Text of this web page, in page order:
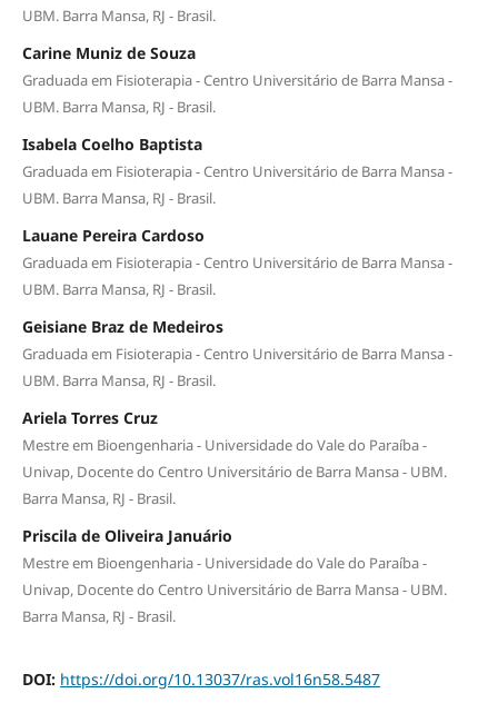
UBM. Barra Mansa, RJ - Brasil.
Carine Muniz de Souza
Graduada em Fisioterapia - Centro Universitário de Barra Mansa -
UBM. Barra Mansa, RJ - Brasil.
Isabela Coelho Baptista
Graduada em Fisioterapia - Centro Universitário de Barra Mansa -
UBM. Barra Mansa, RJ - Brasil.
Lauane Pereira Cardoso
Graduada em Fisioterapia - Centro Universitário de Barra Mansa -
UBM. Barra Mansa, RJ - Brasil.
Geisiane Braz de Medeiros
Graduada em Fisioterapia - Centro Universitário de Barra Mansa -
UBM. Barra Mansa, RJ - Brasil.
Ariela Torres Cruz
Mestre em Bioengenharia - Universidade do Vale do Paraíba -
Univap, Docente do Centro Universitário de Barra Mansa - UBM.
Barra Mansa, RJ - Brasil.
Priscila de Oliveira Januário
Mestre em Bioengenharia - Universidade do Vale do Paraíba -
Univap, Docente do Centro Universitário de Barra Mansa - UBM.
Barra Mansa, RJ - Brasil.
DOI: https://doi.org/10.13037/ras.vol16n58.5487